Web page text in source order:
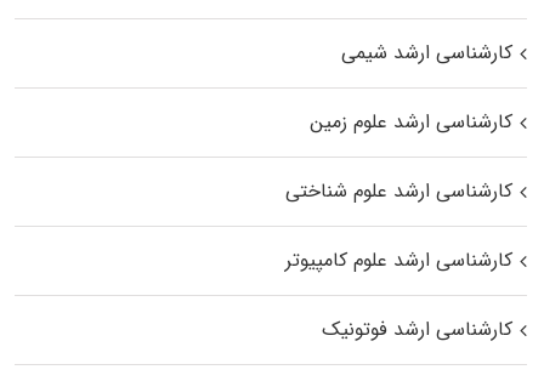
کارشناسی ارشد شیمی
کارشناسی ارشد علوم زمین
کارشناسی ارشد علوم شناختی
کارشناسی ارشد علوم کامپیوتر
کارشناسی ارشد فوتونیک